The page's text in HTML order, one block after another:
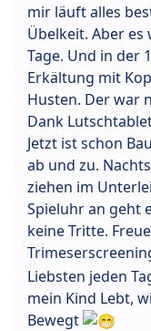
mir läuft alles
Übelkeit. Aber
Tage. Und in der
Erkältung mit
Husten. Der war
Dank
Jetzt ist schon
ab und zu.
ziehen im
Spieluhr an geht
keine Tritte.
Liebsten jeden
mein Kind Lebt,
Bewegt